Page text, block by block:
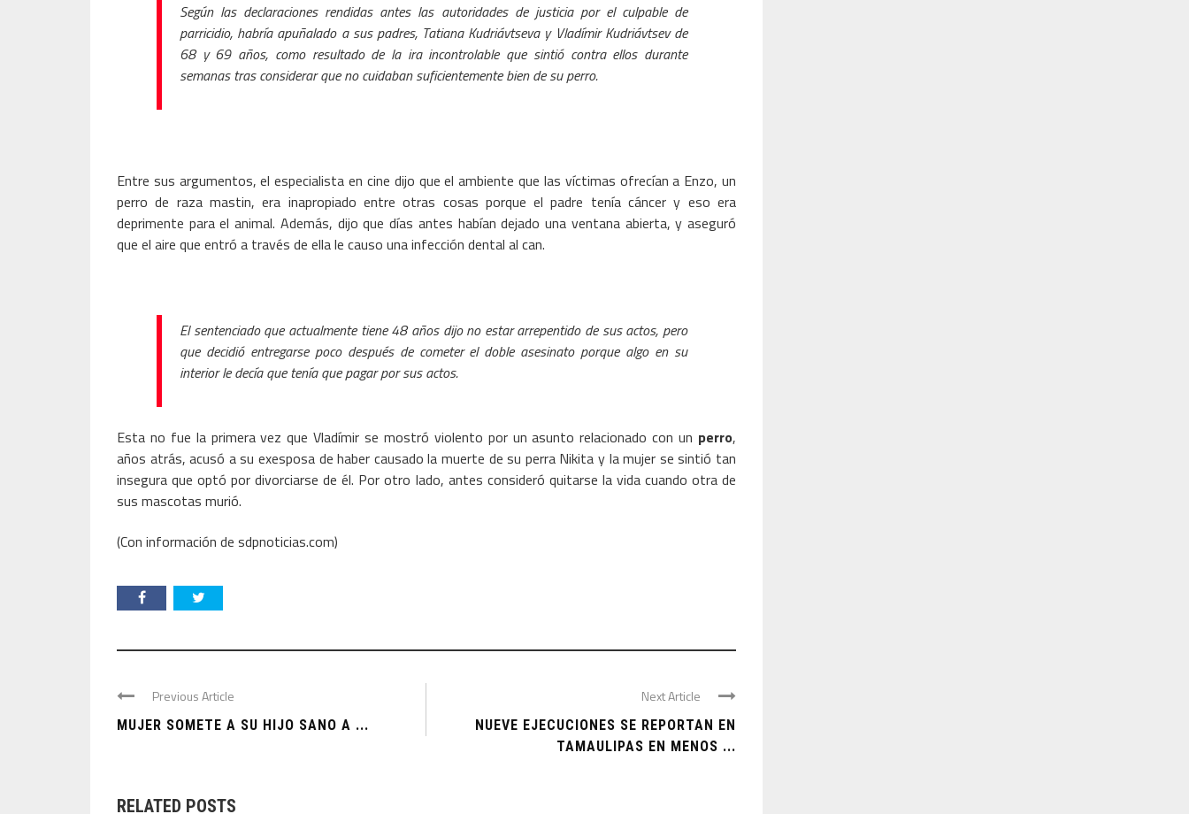
Según las declaraciones rendidas antes las autoridades de justicia por el culpable de
parricidio, habría apuñalado a sus padres, Tatiana Kudriávtseva y Vladímir Kudriávtsev de
68 y 69 años, como resultado de la ira incontrolable que sintió contra ellos durante
semanas tras considerar que no cuidaban suficientemente bien de su perro.
Entre sus argumentos, el especialista en cine dijo que el ambiente que las víctimas ofrecían a Enzo, un
perro de raza mastin, era inapropiado entre otras cosas porque el padre tenía cáncer y eso era
deprimente para el animal. Además, dijo que días antes habían dejado una ventana abierta, y aseguró
que el aire que entró a través de ella le causo una infección dental al can.
El sentenciado que actualmente tiene 48 años dijo no estar arrepentido de sus actos, pero
que decidió entregarse poco después de cometer el doble asesinato porque algo en su
interior le decía que tenía que pagar por sus actos.
Esta no fue la primera vez que Vladímir se mostró violento por un asunto relacionado con un perro,
años atrás, acusó a su exesposa de haber causado la muerte de su perra Nikita y la mujer se sintió tan
insegura que optó por divorciarse de él. Por otro lado, antes consideró quitarse la vida cuando otra de
sus mascotas murió.
(Con información de sdpnoticias.com)
Previous Article
MUJER SOMETE A SU HIJO SANO A ...
Next Article
NUEVE EJECUCIONES SE REPORTAN EN
TAMAULIPAS EN MENOS ...
RELATED POSTS